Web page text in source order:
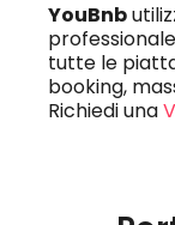
YouBnb
tutte le
booking,
Richiedi una